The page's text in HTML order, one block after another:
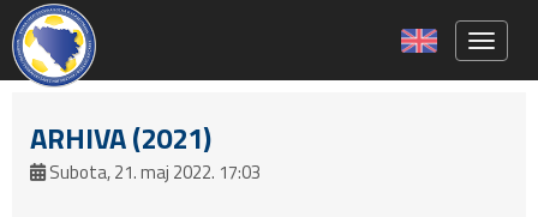
ARHIVA (2021)
Subota, 21. maj 2022. 17:03